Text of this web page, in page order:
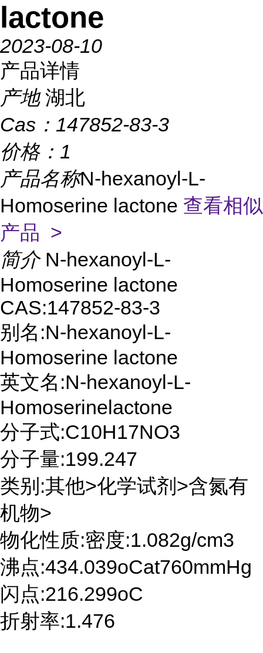
lactone
2023-08-10
产品详情
产地 湖北
Cas： 147852-83-3
价格： 1
产品名称N-hexanoyl-L-
Homoserine lactone 查看相似
产品 >
简介 N-hexanoyl-L-
Homoserine lactone
CAS:147852-83-3
别名:N-hexanoyl-L-
Homoserine lactone
英文名:N-hexanoyl-L-
Homoserinelactone
分子式:C10H17NO3
分子量:199.247
类别:其他>化学试剂>含氮有
机物>
物化性质:密度:1.082g/cm3
沸点:434.039oCat760mmHg
闪点:216.299oC
折射率:1.476